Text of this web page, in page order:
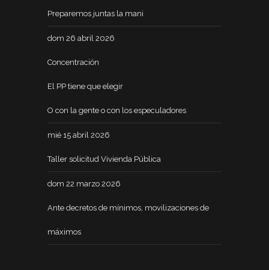
Preparemos juntas la mani
dom 26 abril 2026
Concentración
El PP tiene que elegir
O con la gente o con los especuladores
mié 15 abril 2026
Taller solicitud Vivienda Pública
dom 22 marzo 2026
Ante decretos de mínimos, movilizaciones de
máximos